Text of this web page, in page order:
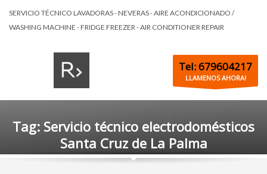
SERVICIO TÉCNICO LAVADORAS - NEVERAS - AIRE ACONDICIONADO /
WASHING MACHINE - FRIDGE FREEZER - AIR CONDITIONER REPAIR
Tel: 679604217
LLAMENOS AHORA!
Tag: Servicio técnico electrodomésticos
Santa Cruz de La Palma